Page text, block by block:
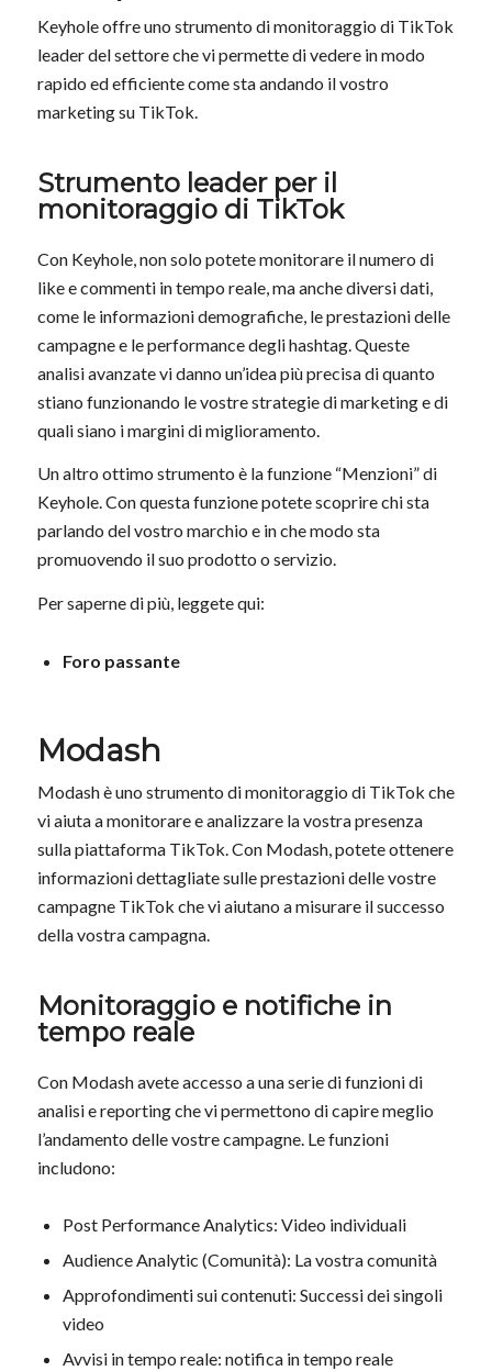
Keyhole offre uno strumento di monitoraggio di TikTok
leader del settore che vi permette di vedere in modo
rapido ed efficiente come sta andando il vostro
marketing su TikTok.
Strumento leader per il
monitoraggio di TikTok
Con Keyhole, non solo potete monitorare il numero di
like e commenti in tempo reale, ma anche diversi dati,
come le informazioni demografiche, le prestazioni delle
campagne e le performance degli hashtag. Queste
analisi avanzate vi danno un’idea più precisa di quanto
stiano funzionando le vostre strategie di marketing e di
quali siano i margini di miglioramento.
Un altro ottimo strumento è la funzione “Menzioni” di
Keyhole. Con questa funzione potete scoprire chi sta
parlando del vostro marchio e in che modo sta
promuovendo il suo prodotto o servizio.
Per saperne di più, leggete qui:
Foro passante
Modash
Modash è uno strumento di monitoraggio di TikTok che
vi aiuta a monitorare e analizzare la vostra presenza
sulla piattaforma TikTok. Con Modash, potete ottenere
informazioni dettagliate sulle prestazioni delle vostre
campagne TikTok che vi aiutano a misurare il successo
della vostra campagna.
Monitoraggio e notifiche in
tempo reale
Con Modash avete accesso a una serie di funzioni di
analisi e reporting che vi permettono di capire meglio
l’andamento delle vostre campagne. Le funzioni
includono:
Post Performance Analytics: Video individuali
Audience Analytic (Comunità): La vostra comunità
Approfondimenti sui contenuti: Successi dei singoli
video
Avvisi in tempo reale: notifica in tempo reale